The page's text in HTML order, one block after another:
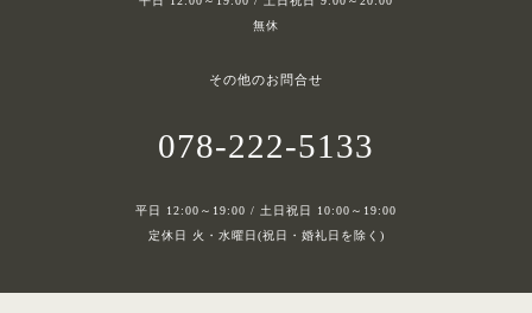
無休
その他のお問合せ
078-222-5133
平日 12:00～19:00 / 土日祝日 10:00～19:00
定休日 火・水曜日(祝日・婚礼日を除く)